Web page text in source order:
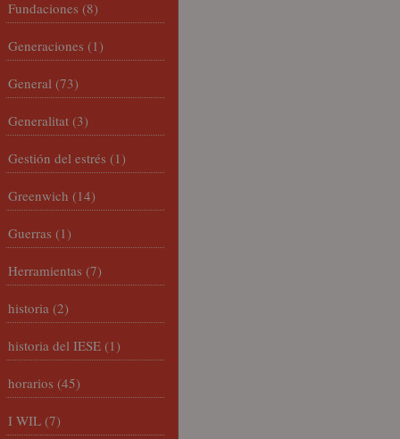
Fundaciones (8)
Generaciones (1)
General (73)
Generalitat (3)
Gestión del estrés (1)
Greenwich (14)
Guerras (1)
Herramientas (7)
historia (2)
historia del IESE (1)
horarios (45)
I WIL (7)